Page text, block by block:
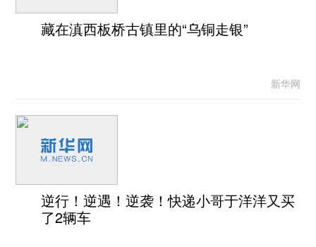
藏在滇西板桥古镇里的“乌铜走银”
新华网
逆行！逆遇！逆袭！快递小哥于洋洋又买
了2辆车